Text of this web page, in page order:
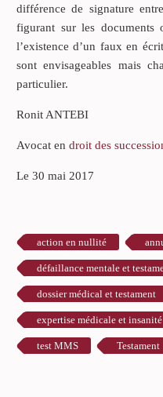
différence de signature
figurant sur les documents
l’existence d’un faux en
sont envisageables mais
particulier.
Ronit ANTEBI
Avocat en droit des
Le 30 mai 2017
action en nullité
défaillance mentale et
dossier médical et testament
expertise médicale et insanité
test MMS Testament